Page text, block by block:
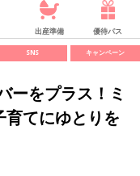
出産準備 優待パス
SNS キャンペーン
ーをプラス！ミ
てにゆとりを